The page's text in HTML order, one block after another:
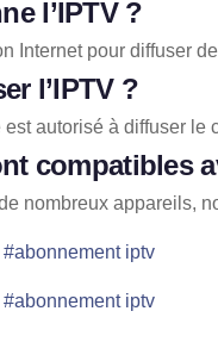
l’IPTV ?
Internet pour diffuser
l’IPTV ?
est autorisé à diffuser
compatibles
nombreux appareils,
abonnement iptv
abonnement iptv